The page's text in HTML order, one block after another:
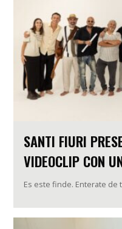
SANTI FIURI
VIDEOCLIP CON
Es este finde. Enterate de